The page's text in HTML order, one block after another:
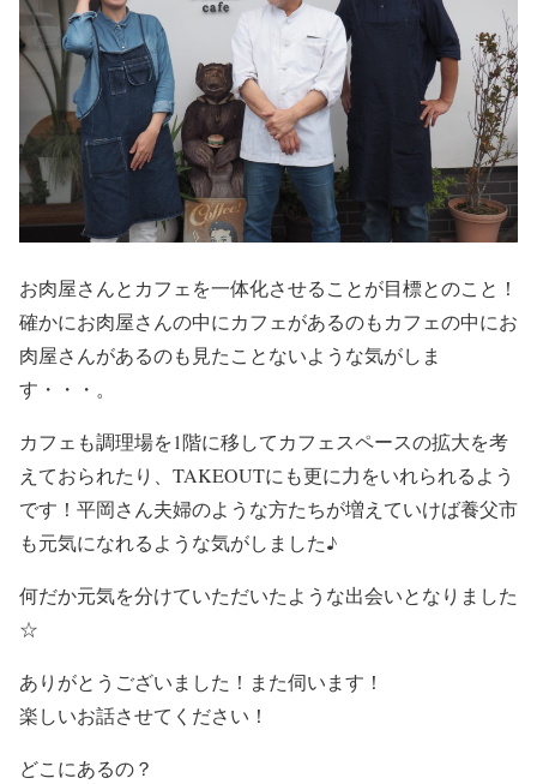
お肉屋さんとカフェを一体化させることが目標とのこと！
確かにお肉屋さんの中にカフェがあるのもカフェの中にお
肉屋さんがあるのも見たことないような気がしま
す・・・。
カフェも調理場を1階に移してカフェスペースの拡大を考
えておられたり、TAKEOUTにも更に力をいれられるよう
です！平岡さん夫婦のような方たちが増えていけば養父市
も元気になれるような気がしました♪
何だか元気を分けていただいたような出会いとなりました
☆
ありがとうございました！また伺います！
楽しいお話させてください！
どこにあるの？